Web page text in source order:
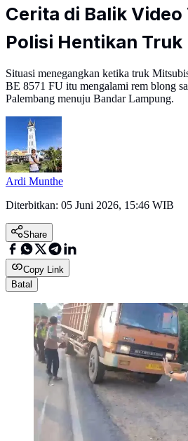
Cerita di Balik
Polisi Hentikan Truk
Situasi menegangkan ketika truk
BE 8571 FU itu mengalami rem blong
Palembang menuju Bandar Lampung.
Ardi Munthe
Diterbitkan: 05 Juni 2026, 15:46 WIB
Share
Copy Link
Batal